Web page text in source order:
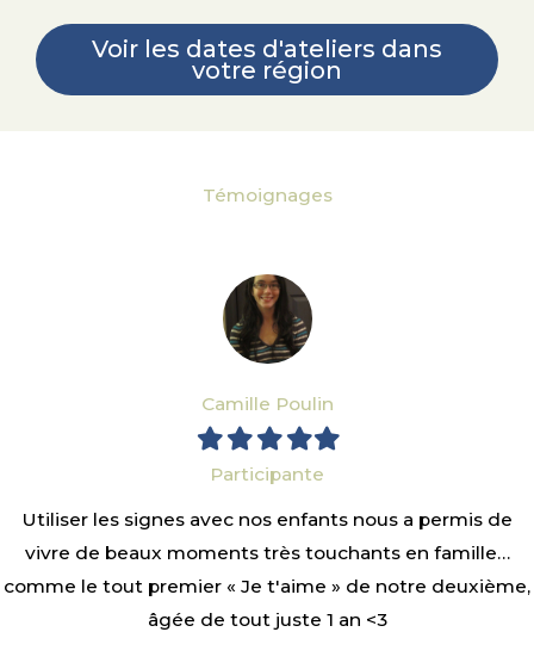
Voir les dates d'ateliers dans
votre région
Témoignages
Camille Poulin
FilledFilledFilledFilledFilled
Participante
Utiliser les signes avec nos enfants nous a permis de
vivre de beaux moments très touchants en famille…
comme le tout premier « Je t'aime » de notre deuxième,
âgée de tout juste 1 an <3